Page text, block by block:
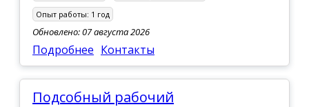
Опыт работы: 1 год
Обновлено: 07 августа 2026
Подробнее Контакты
Подсобный рабочий